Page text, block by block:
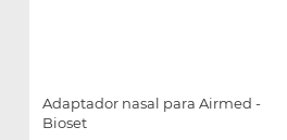
Adaptador nasal para Airmed -
Bioset